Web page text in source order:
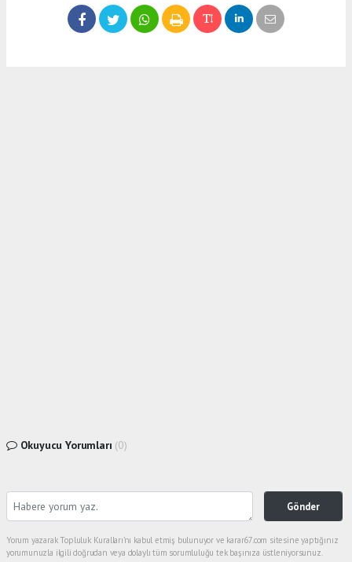
Okuyucu Yorumları (0)
Gönder
Yorum yazarak Topluluk Kuralları’nı kabul etmiş bulunuyor ve karar67.com sitesine yaptığınız
yorumunuzla ilgili doğrudan veya dolaylı tüm sorumluluğu tek başınıza üstleniyorsunuz.